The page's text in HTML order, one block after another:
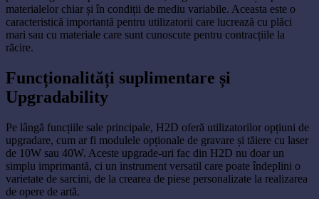
materialelor chiar și în condiții de mediu variabile. Aceasta este o
caracteristică importantă pentru utilizatorii care lucrează cu plăci
mari sau cu materiale care sunt cunoscute pentru contracțiile la
răcire.
Funcționalități suplimentare și
Upgradability
Pe lângă funcțiile sale principale, H2D oferă utilizatorilor opțiuni de
upgradare, cum ar fi modulele opționale de gravare și tăiere cu laser
de 10W sau 40W. Aceste upgrade-uri fac din H2D nu doar un
simplu imprimantă, ci un instrument versatil care poate îndeplini o
varietate de sarcini, de la crearea de piese personalizate la realizarea
de opere de artă.